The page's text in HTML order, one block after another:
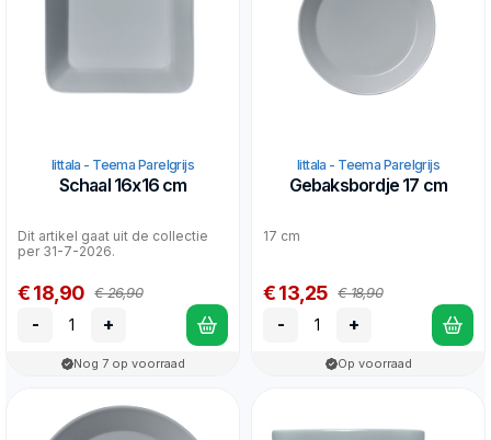
Iittala - Teema Parelgrijs
Schaal 16x16 cm
Dit artikel gaat uit de collectie
per 31-7-2026.
€ 18,90 € 26,90
- +
Nog 7 op voorraad
Iittala - Teema Parelgrijs
Gebaksbordje 17 cm
17 cm
€ 13,25 € 18,90
- +
Op voorraad